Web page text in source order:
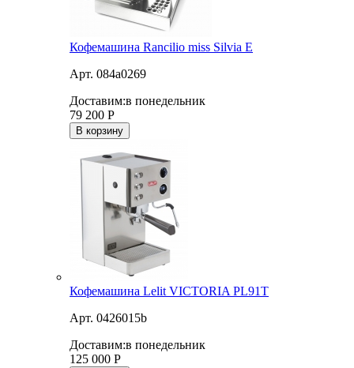
Кофемашина Rancilio miss Silvia E
Арт. 084a0269
Доставим:в понедельник
79 200 Р
В корзину
Кофемашина Lelit VICTORIA PL91T
Арт. 0426015b
Доставим:в понедельник
125 000 Р